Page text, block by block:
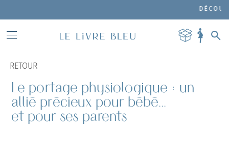
DÉCOUVREZ
RETOUR
Le portage physiologique : un
allié précieux pour bébé...
et pour ses parents